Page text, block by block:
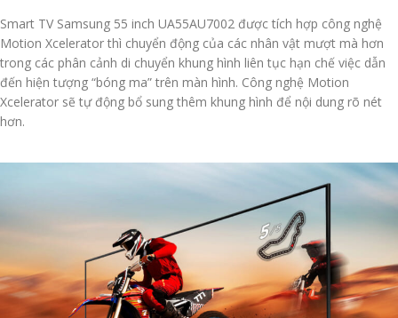
Smart TV Samsung 55 inch UA55AU7002 được tích hợp công nghệ
Motion Xcelerator thì chuyển động của các nhân vật mượt mà hơn
trong các phân cảnh di chuyển khung hình liên tục hạn chế việc dẫn
đến hiện tượng “bóng ma” trên màn hình. Công nghệ Motion
Xcelerator sẽ tự động bổ sung thêm khung hình để nội dung rõ nét
hơn.